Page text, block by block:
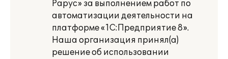
Рарус» за выполнением работ по
автоматизации деятельности на
платформе «1С:Предприятие 8».
Наша организация принял(а)
решение об использовании